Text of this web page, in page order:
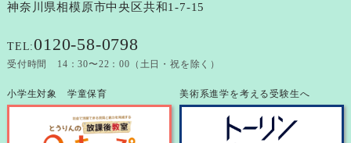
神奈川県相模原市中央区共和1-7-15
TEL:0120-58-0798
受付時間 14：30〜22：00（土日・祝を除く）
小学生対象 学童保育 美術系進学を考える受験生へ